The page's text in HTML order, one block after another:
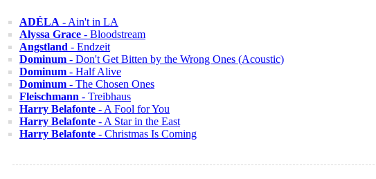
ADÉLA - Ain't in LA
Alyssa Grace - Bloodstream
Angstland - Endzeit
Dominum - Don't Get Bitten by the Wrong Ones (Acoustic)
Dominum - Half Alive
Dominum - The Chosen Ones
Fleischmann - Treibhaus
Harry Belafonte - A Fool for You
Harry Belafonte - A Star in the East
Harry Belafonte - Christmas Is Coming